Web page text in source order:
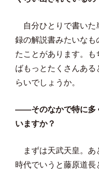
自分ひとりで書いた
録の解説書みたいなも
たことがあります。
ばもっとたくさんある
らいでしょうか。
——そのなかで特に多
いますか？
まずは天武天皇。あ
時代でいうと藤原道長